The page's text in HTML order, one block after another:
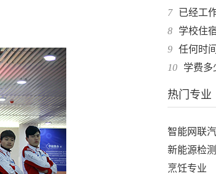
7
已经工
8
学校住
9 任何时
10
学费多
热门专业
智能网联
新能源检
烹饪专业